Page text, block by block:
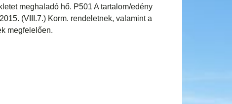
meghaladó hő. P501 A tartalom/edény
(VIII.7.) Korm. rendeletnek, valamint a
megfelelően.